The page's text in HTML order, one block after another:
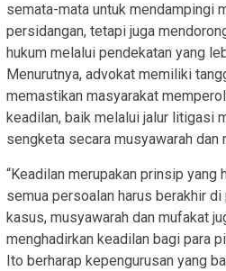
semata-mata untuk mendampingi
persidangan, tetapi juga
hukum melalui pendekatan yang
Menurutnya, advokat memiliki
memastikan masyarakat
keadilan, baik melalui jalur litigasi
sengketa secara musyawarah dan
“Keadilan merupakan prinsip yang
semua persoalan harus berakhir
kasus, musyawarah dan mufakat
menghadirkan keadilan bagi para
Ito berharap kepengurusan yang